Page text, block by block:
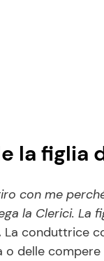
la figlia
con me
la Clerici. La
La conduttrice
delle